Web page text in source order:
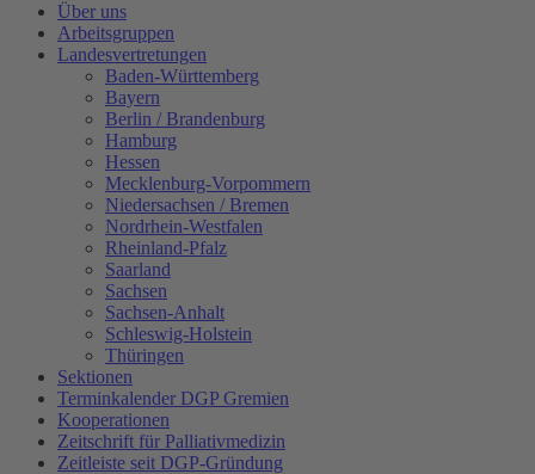
Über uns
Arbeitsgruppen
Landesvertretungen
Baden-Württemberg
Bayern
Berlin / Brandenburg
Hamburg
Hessen
Mecklenburg-Vorpommern
Niedersachsen / Bremen
Nordrhein-Westfalen
Rheinland-Pfalz
Saarland
Sachsen
Sachsen-Anhalt
Schleswig-Holstein
Thüringen
Sektionen
Terminkalender DGP Gremien
Kooperationen
Zeitschrift für Palliativmedizin
Zeitleiste seit DGP-Gründung